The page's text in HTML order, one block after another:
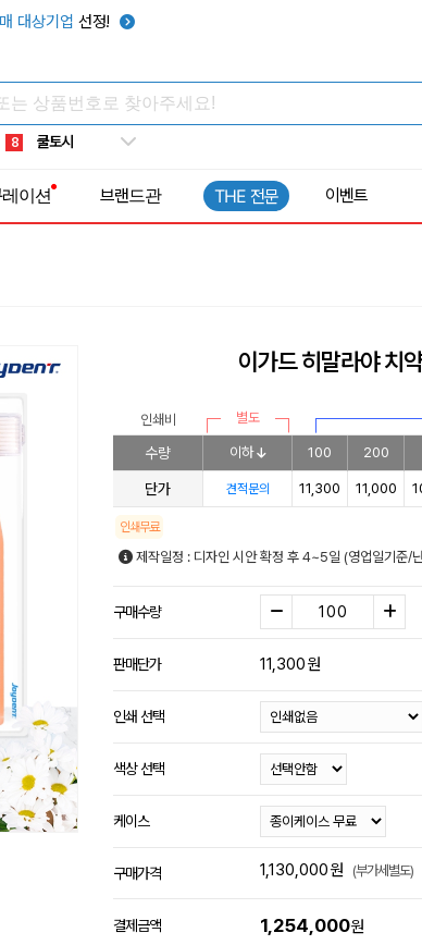
대상기업 선정!
5 키캡
8 쿨토시
9 넥쿨러
1 선풍기
이션 브랜드관 THE 전문 이벤트
이가드 히말라야 치
인쇄비 별도
수량 이하 100 200
단가 견적문의 11,300 11,000
인쇄무료
제작일정 : 디자인 시안 확정 후 4~5일 (영업일기준/
구매수량
판매단가 11,300원
인쇄 선택
색상 선택
케이스
구매가격 1,130,000원 (부가세별도)
결제금액 1,254,000원